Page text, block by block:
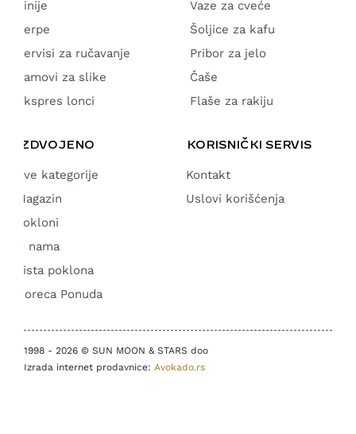
Činije
Šerpe
Servisi za ručavanje
Ramovi za slike
Ekspres lonci
Vaze za cveće
Šoljice za kafu
Pribor za jelo
Čaše
Flaše za rakiju
IZDVOJENO
Sve kategorije
Magazin
Pokloni
O nama
Lista poklona
Horeca Ponuda
KORISNIČKI SERVIS
Kontakt
Uslovi korišćenja
1998 - 2026 © SUN MOON & STARS doo
Izrada internet prodavnice: Avokado.rs